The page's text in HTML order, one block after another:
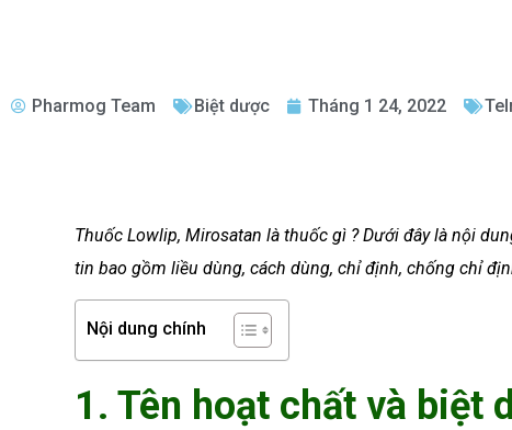
Pharmog Team Biệt dược Tháng 1 24, 2022
Thuốc Lowlip, Mirosatan là thuốc gì ? Dưới đây là nội
tin bao gồm liều dùng, cách dùng, chỉ định, chống chỉ
Nội dung chính
1. Tên hoạt chất và biệt